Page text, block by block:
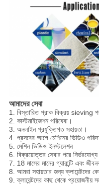
আমাদের সেবা
1. বিস্তারিত প্রাক বিক্রয় sieving
2. কাস্টমাইজেশন পরিষেবা।
3. অনলাইন প্রযুক্তিগত সহায়তা।
4. প্রসবের আগে মেশিনের ভিডিও
5. মেশিন ভিডিও ইনস্টলেশন
6. বিক্রয়োত্তর সেবার পরে
7. 18 মাসের মানের গ্যারান্টি এবং
8. আমরা সহায়তার জন্য ক্লায়েন্টদের
9. ক্লায়েন্টদের কাছ থেকে প্রয়োজনীয়